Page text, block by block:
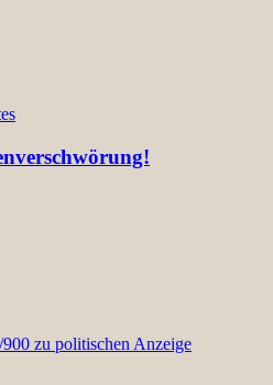
zu politischen Anzeige